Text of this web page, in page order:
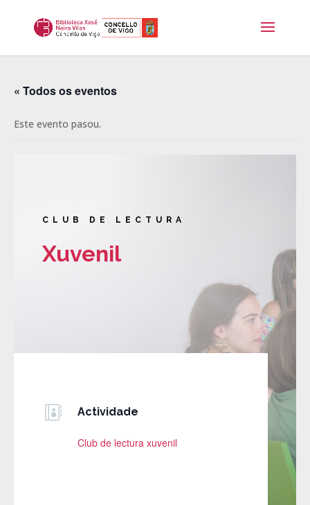
« Todos os eventos
Este evento pasou.
CLUB DE LECTURA
Xuvenil
 Actividade
Club de lectura xuvenil